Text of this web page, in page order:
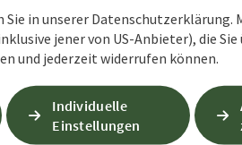
in unserer Datenschutzerklärung.
jener von US-Anbieter), die
und jederzeit widerrufen können.
Individuelle
Einstellungen